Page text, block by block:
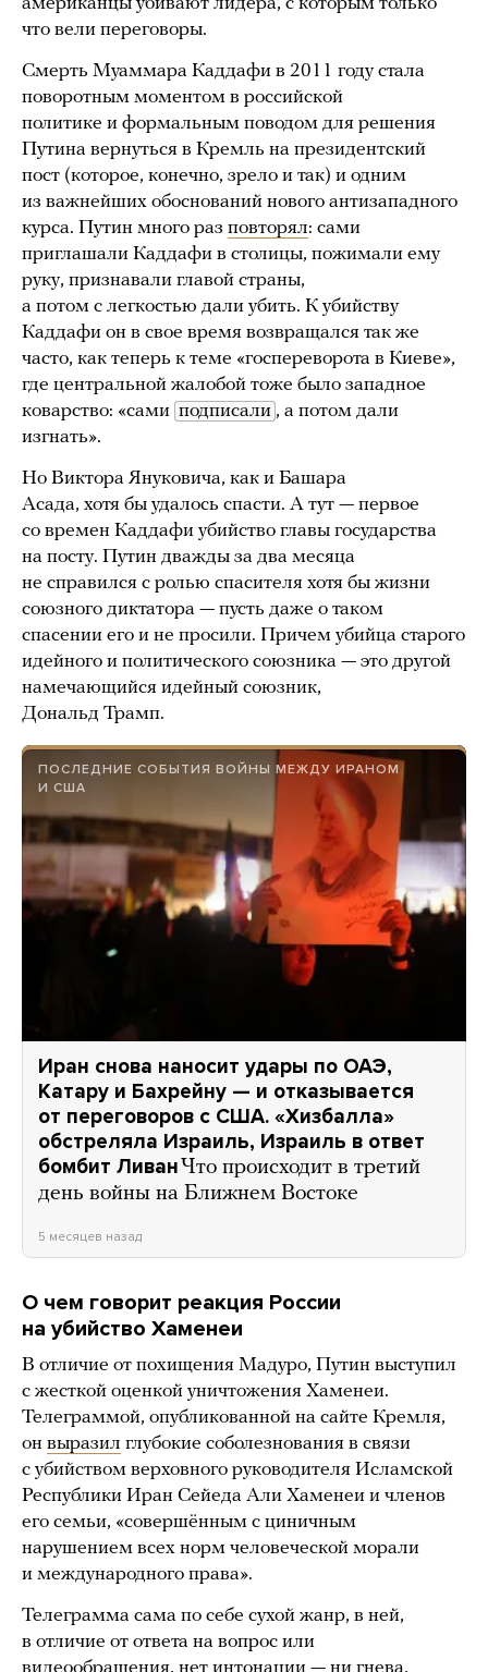
американцы убивают лидера, с которым только
что вели переговоры.
Смерть Муаммара Каддафи в 2011 году стала
поворотным моментом в российской
политике и формальным поводом для решения
Путина вернуться в Кремль на президентский
пост (которое, конечно, зрело и так) и одним
из важнейших обоснований нового антизападного
курса. Путин много раз повторял: сами
приглашали Каддафи в столицы, пожимали ему
руку, признавали главой страны,
а потом с легкостью дали убить. К убийству
Каддафи он в свое время возвращался так же
часто, как теперь к теме «госпереворота в Киеве»,
где центральной жалобой тоже было западное
коварство: «сами подписали , а потом дали
изгнать».
Но Виктора Януковича, как и Башара
Асада, хотя бы удалось спасти. А тут — первое
со времен Каддафи убийство главы государства
на посту. Путин дважды за два месяца
не справился с ролью спасителя хотя бы жизни
союзного диктатора — пусть даже о таком
спасении его и не просили. Причем убийца старого
идейного и политического союзника — это другой
намечающийся идейный союзник,
Дональд Трамп.
ПОСЛЕДНИЕ СОБЫТИЯ ВОЙНЫ МЕЖДУ ИРАНОМ
И США
Иран снова наносит удары по ОАЭ,
Катару и Бахрейну — и отказывается
от переговоров с США. «Хизбалла»
обстреляла Израиль, Израиль в ответ
бомбит Ливан Что происходит в третий
день войны на Ближнем Востоке
5 месяцев назад
О чем говорит реакция России
на убийство Хаменеи
В отличие от похищения Мадуро, Путин выступил
с жесткой оценкой уничтожения Хаменеи.
Телеграммой, опубликованной на сайте Кремля,
он выразил глубокие соболезнования в связи
с убийством верховного руководителя Исламской
Республики Иран Сейеда Али Хаменеи и членов
его семьи, «совершённым с циничным
нарушением всех норм человеческой морали
и международного права».
Телеграмма сама по себе сухой жанр, в ней,
в отличие от ответа на вопрос или